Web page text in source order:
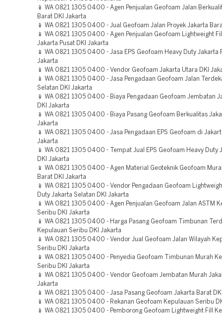
📱 WA 0821 1305 0400 - Agen Penjualan Geofoam Jalan
Barat DKI Jakarta
📱 WA 0821 1305 0400 - Jual Geofoam Jalan Proyek Jakarta
📱 WA 0821 1305 0400 - Agen Penjualan Geofoam Lightweight
Jakarta Pusat DKI Jakarta
📱 WA 0821 1305 0400 - Jasa EPS Geofoam Heavy Duty Jakarta
Jakarta
📱 WA 0821 1305 0400 - Vendor Geofoam Jakarta Utara DKI
📱 WA 0821 1305 0400 - Jasa Pengadaan Geofoam Jalan
Selatan DKI Jakarta
📱 WA 0821 1305 0400 - Biaya Pengadaan Geofoam Jembatan
DKI Jakarta
📱 WA 0821 1305 0400 - Biaya Pasang Geofoam Berkualitas
Jakarta
📱 WA 0821 1305 0400 - Jasa Pengadaan EPS Geofoam di
Jakarta
📱 WA 0821 1305 0400 - Tempat Jual EPS Geofoam Heavy Duty
DKI Jakarta
📱 WA 0821 1305 0400 - Agen Material Geoteknik Geofoam
Barat DKI Jakarta
📱 WA 0821 1305 0400 - Vendor Pengadaan Geofoam
Duty Jakarta Selatan DKI Jakarta
📱 WA 0821 1305 0400 - Agen Penjualan Geofoam Jalan ASTM
Seribu DKI Jakarta
📱 WA 0821 1305 0400 - Harga Pasang Geofoam Timbunan
Kepulauan Seribu DKI Jakarta
📱 WA 0821 1305 0400 - Vendor Jual Geofoam Jalan Wilayah
Seribu DKI Jakarta
📱 WA 0821 1305 0400 - Penyedia Geofoam Timbunan Murah
Seribu DKI Jakarta
📱 WA 0821 1305 0400 - Vendor Geofoam Jembatan Murah
Jakarta
📱 WA 0821 1305 0400 - Jasa Pasang Geofoam Jakarta Barat
📱 WA 0821 1305 0400 - Rekanan Geofoam Kepulauan Seribu
📱 WA 0821 1305 0400 - Pemborong Geofoam Lightweight Fill